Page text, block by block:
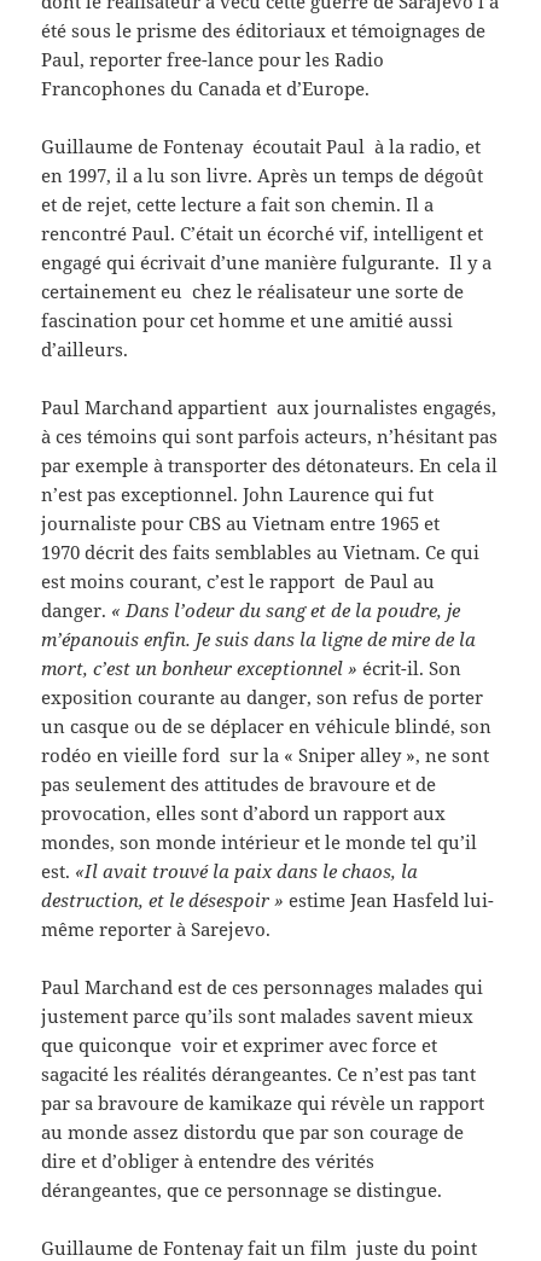
été sous le prisme des éditoriaux et témoignages de
Paul, reporter free-lance pour les Radio
Francophones du Canada et d’Europe.
Guillaume de Fontenay écoutait Paul à la radio, et
en 1997, il a lu son livre. Après un temps de dégoût
et de rejet, cette lecture a fait son chemin. Il a
rencontré Paul. C’était un écorché vif, intelligent et
engagé qui écrivait d’une manière fulgurante. Il y a
certainement eu chez le réalisateur une sorte de
fascination pour cet homme et une amitié aussi
d’ailleurs.
Paul Marchand appartient aux journalistes engagés,
à ces témoins qui sont parfois acteurs, n’hésitant pas
par exemple à transporter des détonateurs. En cela il
n’est pas exceptionnel. John Laurence qui fut
journaliste pour CBS au Vietnam entre 1965 et
1970 décrit des faits semblables au Vietnam. Ce qui
est moins courant, c’est le rapport de Paul au
danger. « Dans l’odeur du sang et de la poudre, je
m’épanouis enfin. Je suis dans la ligne de mire de la
mort, c’est un bonheur exceptionnel » écrit-il. Son
exposition courante au danger, son refus de porter
un casque ou de se déplacer en véhicule blindé, son
rodéo en vieille ford sur la « Sniper alley », ne sont
pas seulement des attitudes de bravoure et de
provocation, elles sont d’abord un rapport aux
mondes, son monde intérieur et le monde tel qu’il
est. «Il avait trouvé la paix dans le chaos, la
destruction, et le désespoir »estime Jean Hasfeld lui-
même reporter à Sarejevo.
Paul Marchand est de ces personnages malades qui
justement parce qu’ils sont malades savent mieux
que quiconque voir et exprimer avec force et
sagacité les réalités dérangeantes. Ce n’est pas tant
par sa bravoure de kamikaze qui révèle un rapport
au monde assez distordu que par son courage de
dire et d’obliger à entendre des vérités
dérangeantes, que ce personnage se distingue.
Guillaume de Fontenay fait un film juste du point